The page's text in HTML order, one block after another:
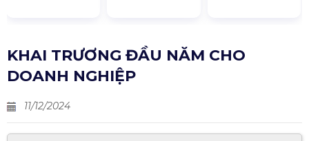
KHAI TRƯƠNG ĐẦU NĂM CHO
DOANH NGHIỆP
11/12/2024